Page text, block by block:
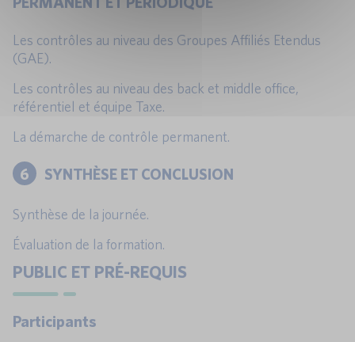
Les contrôles au niveau des Groupes Affiliés Etendus
(GAE).
Les contrôles au niveau des back et middle office,
référentiel et équipe Taxe.
La démarche de contrôle permanent.
6 SYNTHÈSE ET CONCLUSION
Synthèse de la journée.
Évaluation de la formation.
PUBLIC ET PRÉ-REQUIS
Participants